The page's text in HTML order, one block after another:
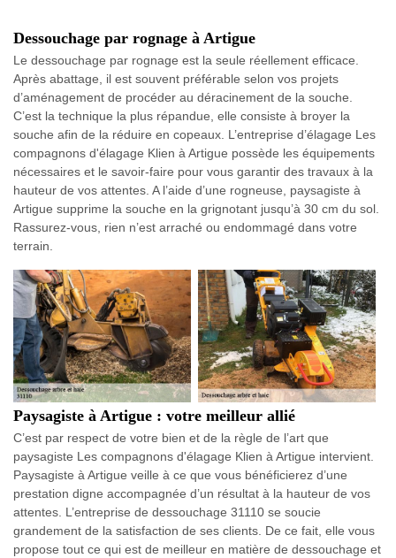
Dessouchage par rognage à Artigue
Le dessouchage par rognage est la seule réellement efficace.
Après abattage, il est souvent préférable selon vos projets
d’aménagement de procéder au déracinement de la souche.
C’est la technique la plus répandue, elle consiste à broyer la
souche afin de la réduire en copeaux. L’entreprise d’élagage Les
compagnons d'élagage Klien à Artigue possède les équipements
nécessaires et le savoir-faire pour vous garantir des travaux à la
hauteur de vos attentes. A l’aide d’une rogneuse, paysagiste à
Artigue supprime la souche en la grignotant jusqu’à 30 cm du sol.
Rassurez-vous, rien n’est arraché ou endommagé dans votre
terrain.
Paysagiste à Artigue : votre meilleur allié
C’est par respect de votre bien et de la règle de l’art que
paysagiste Les compagnons d'élagage Klien à Artigue intervient.
Paysagiste à Artigue veille à ce que vous bénéficierez d’une
prestation digne accompagnée d’un résultat à la hauteur de vos
attentes. L’entreprise de dessouchage 31110 se soucie
grandement de la satisfaction de ses clients. De ce fait, elle vous
propose tout ce qui est de meilleur en matière de dessouchage et